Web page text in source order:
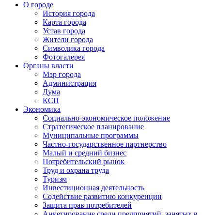
О городе
История города
Карта города
Устав города
Жители города
Символика города
Фотогалерея
Органы власти
Мэр города
Администрация
Дума
КСП
Экономика
Социально-экономическое положение
Стратегическое планирование
Муниципальные программы
Частно-государственное партнерство
Малый и средний бизнес
Потребительский рынок
Труд и охрана труда
Туризм
Инвестиционная деятельность
Содействие развитию конкуренции
Защита прав потребителей